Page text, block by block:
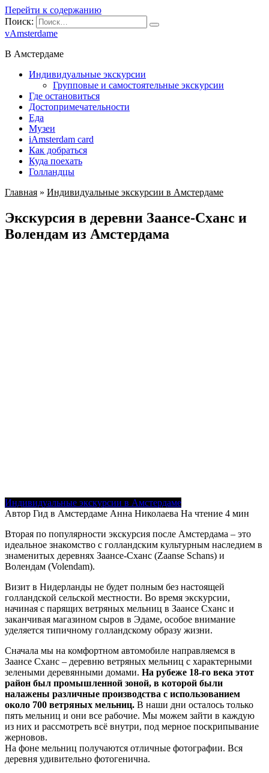
Перейти к содержанию
Поиск:
vAmsterdame
В Амстердаме
Индивидуальные экскурсии
Групповые и самостоятельные экскурсии
Где остановиться
Достопримечательности
Еда
Музеи
iAmsterdam card
Как добраться
Куда поехать
Голландцы
Главная » Индивидуальные экскурсии в Амстердаме
Экскурсия в деревни Заансе-Сханс и
Волендам из Амстердама
Индивидуальные экскурсии в Амстердаме
Автор Гид в Амстердаме Анна Николаева На чтение 4 мин
Вторая по популярности экскурсия после Амстердама – это
идеальное знакомство с голландским культурным наследием в
знаменитых деревнях Заансе-Сханс (Zaanse Schans) и
Волендам (Volendam).
Визит в Нидерланды не будет полным без настоящей
голландской сельской местности. Во время экскурсии,
начиная с парящих ветряных мельниц в Заансе Сханс и
заканчивая магазином сыров в Эдаме, особое внимание
уделяется типичному голландскому образу жизни.
Сначала мы на комфортном автомобиле направляемся в
Заансе Сханс – деревню ветряных мельниц с характерными
зелеными деревянными домами. На рубеже 18-го века этот
район был промышленной зоной, в которой были
налажены различные производства с использованием
около 700 ветряных мельниц. В наши дни осталось только
пять мельниц и они все рабочие. Мы можем зайти в каждую
из них и рассмотреть всё внутри, под мерное поскрипывание
жерновов.
На фоне мельниц получаются отличные фотографии. Вся
деревня удивительно фотогенична.